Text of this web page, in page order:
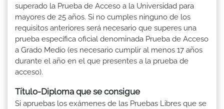
superado la Prueba de Acceso a la Universidad para
mayores de 25 años. Si no cumples ninguno de los
requisitos anteriores será necesario que superes una
prueba específica oficial denominada Prueba de Acceso
a Grado Medio (es necesario cumplir al menos 17 años
durante el año en el que presentes a la prueba de
acceso).
Título-Diploma que se consigue
Si apruebas los exámenes de las Pruebas Libres que se